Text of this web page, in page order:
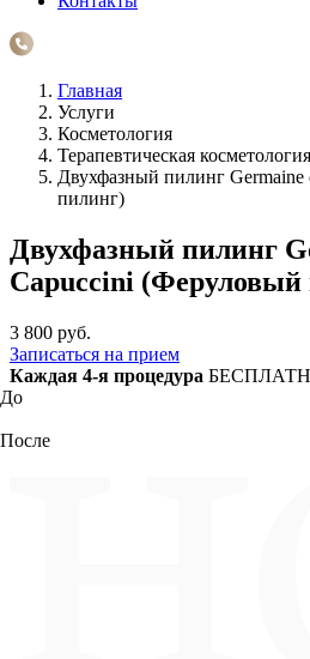
Главная
Услуги
Косметология
Терапевтическая косметология
Двухфазный пилинг
пилинг)
Двухфазный пилинг
Capuccini (Феруловый
3 800 руб.
Записаться на прием
Каждая 4-я процедура
До
После